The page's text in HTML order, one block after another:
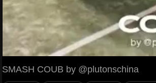
SMASH COUB by @plutonschina